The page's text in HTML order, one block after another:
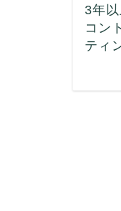
3年
コン
ティ